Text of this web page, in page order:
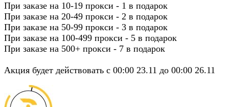
При заказе на 10-19 прокси - 1 в подарок
При заказе на 20-49 прокси - 2 в подарок
При заказе на 50-99 прокси - 3 в подарок
При заказе на 100-499 прокси - 5 в подарок
При заказе на 500+ прокси - 7 в подарок
Акция будет действовать с 00:00 23.11 до 00:00 26.11